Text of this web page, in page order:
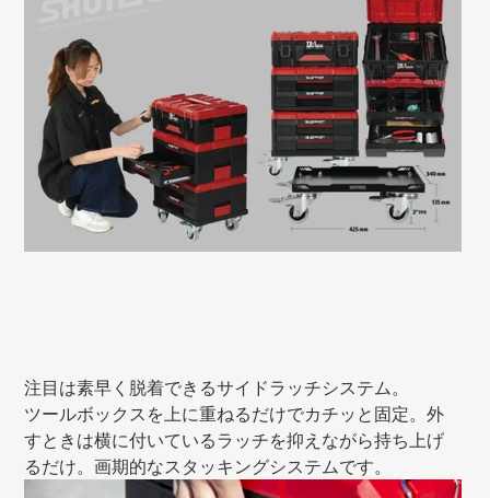
注目は素早く脱着できるサイドラッチシステム。
ツールボックスを上に重ねるだけでカチッと固定。外
すときは横に付いているラッチを抑えながら持ち上げ
るだけ。画期的なスタッキングシステムです。